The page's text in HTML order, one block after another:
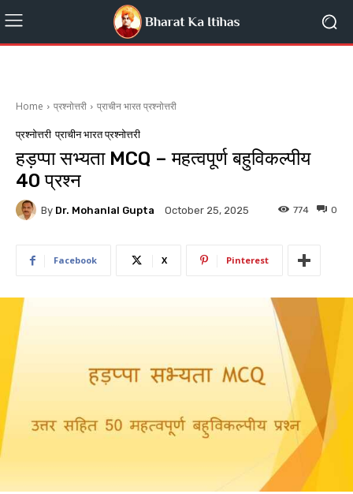
Home प्रश्नोत्तरी प्राचीन भारत प्रश्नोत्तरी
प्रश्नोत्तरी प्राचीन भारत प्रश्नोत्तरी
हड़प्पा सभ्यता MCQ – महत्वपूर्ण बहुविकल्पीय
40 प्रश्न
By Dr. Mohanlal Gupta October 25, 2025 0
774
Facebook X Pinterest